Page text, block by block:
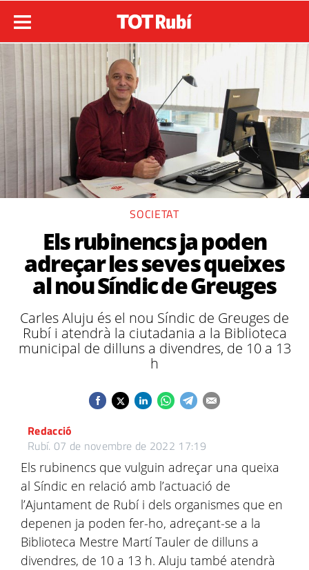
SOCIETAT
Els rubinencs ja poden
adreçar les seves queixes
al nou Síndic de Greuges
Carles Aluju és el nou Síndic de Greuges de
Rubí i atendrà la ciutadania a la Biblioteca
municipal de dilluns a divendres, de 10 a 13
h
Redacció
Rubí. 07 de novembre de 2022 17:19
Els rubinencs que vulguin adreçar una queixa
al Síndic en relació amb l’actuació de
l’Ajuntament de Rubí i dels organismes que en
depenen ja poden fer-ho, adreçant-se a la
Biblioteca Mestre Martí Tauler de dilluns a
divendres, de 10 a 13 h. Aluju també atendrà